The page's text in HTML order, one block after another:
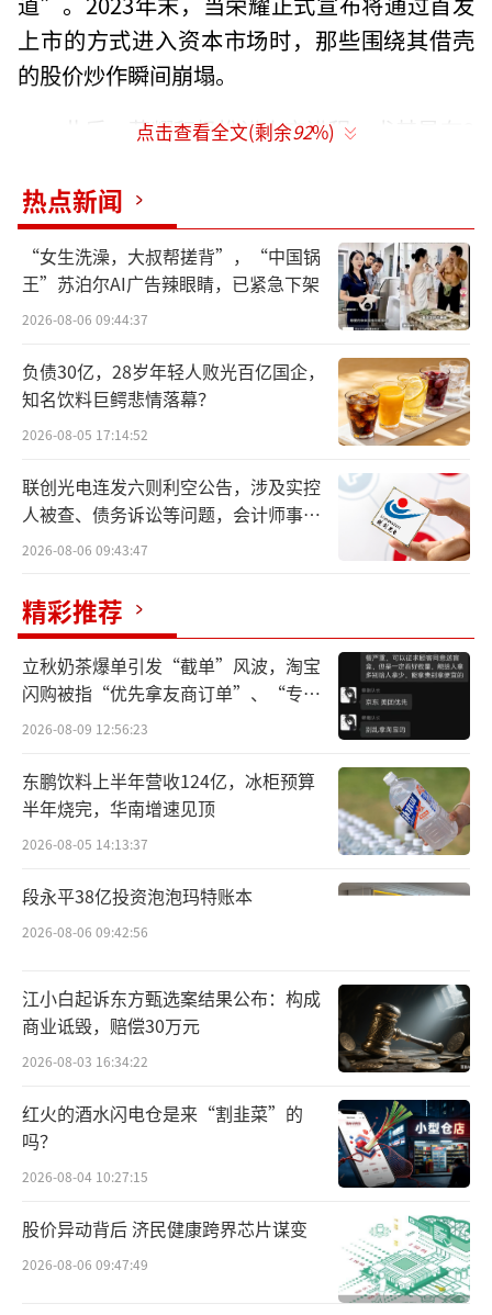
上市的方式进入资本市场时，那些围绕其借壳
的股价炒作瞬间崩塌。
此后，荣耀积极推进上市进程，尤其是在8
——从引入中国移动，到中国电信、中金资本、
基石基金等注资，荣耀在不到四个月的时间里
完成了股改，速度之快令人咋舌。
完成股改后的荣耀，上市计划的首个关键
环节已经告终，IPO之门已经敞开，后续将适时
启动IPO流程。而荣耀如此紧锣密鼓地推进IPO
进程，背后的原因耐人寻味。
对荣耀而言，IPO背后的意义远远超出其本
身，作为脱胎于华为的手机巨头，荣耀一直在
等待这一天——从独立伊始，荣耀一直在悄无声
耀或许已经做好进入下一阶段的准备了。
箭在弦上，不得不发
按理说，企业选择上市，多半是为了融
资，但从荣耀CEO赵明此前的言辞来看，身为
国内五大手机厂商之一的荣耀，并不缺钱，反
而可以说是“财大气粗”。
今年初，赵明曾透露，荣耀当时的利润兑
现率高达120%-130%，账面上躺着几百亿现金
亿现金流相比尚有差距，但荣耀的业务架构明
显更加单一、聚焦，倘若有几百亿现金，亦足
够支撑其未来的战略扩张。
那么，不差钱的荣耀为何选择上市？背后
或许同荣耀股东、经销商、员工们急于兑现价
点击查看全文(剩余92%)
热点新闻
“女生洗澡，大叔帮搓背”，“中国锅
王”苏泊尔AI广告辣眼睛，已紧急下架
2026-08-06 09:44:37
负债30亿，28岁年轻人败光百亿国企，
知名饮料巨鳄悲情落幕？
2026-08-05 17:14:52
联创光电连发六则利空公告，涉及实控
人被查、债务诉讼等问题，会计师事务
所曾出具“保留意见”
2026-08-06 09:43:47
精彩推荐
立秋奶茶爆单引发“截单”风波，淘宝
闪购被指“优先拿友商订单”、“专挑
贵的拿”
2026-08-09 12:56:23
东鹏饮料上半年营收124亿，冰柜预算
半年烧完，华南增速见顶
2026-08-05 14:13:37
段永平38亿投资泡泡玛特账本
2026-08-06 09:42:56
江小白起诉东方甄选案结果公布：构成
商业诋毁，赔偿30万元
2026-08-03 16:34:22
红火的酒水闪电仓是来“割韭菜”的
吗？
2026-08-04 10:27:15
股价异动背后 济民健康跨界芯片谋变
2026-08-06 09:47:49